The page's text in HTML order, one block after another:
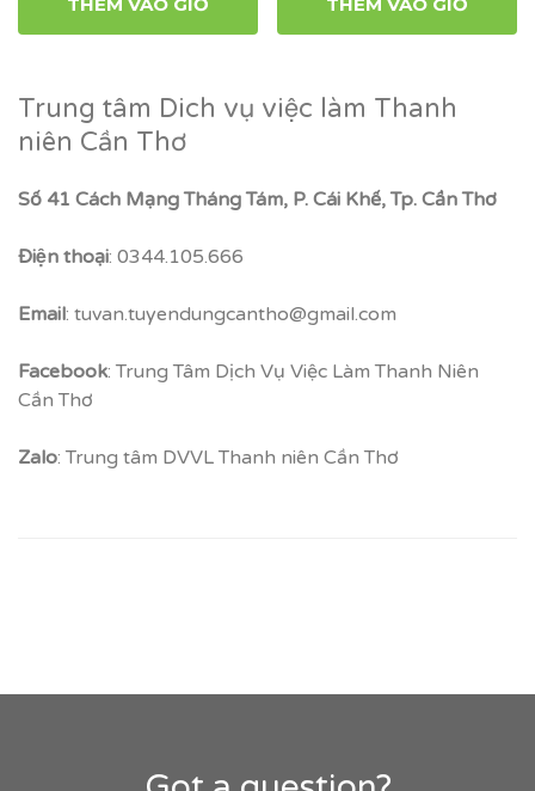
Trung tâm Dich vụ việc làm Thanh
niên Cần Thơ
Số 41 Cách Mạng Tháng Tám, P. Cái Khế, Tp. Cần Thơ
Điện thoại: 0344.105.666
Email: tuvan.tuyendungcantho@gmail.com
Facebook: Trung Tâm Dịch Vụ Việc Làm Thanh Niên
Cần Thơ
Zalo: Trung tâm DVVL Thanh niên Cần Thơ